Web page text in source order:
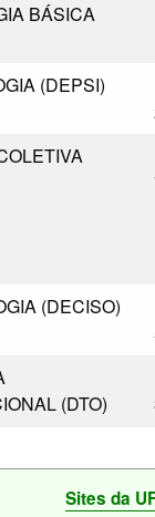
BÁSICA
(DEPSI)
(DECISO)
(DTO)
Sites da